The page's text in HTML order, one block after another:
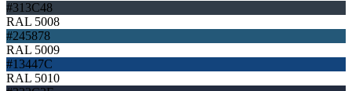
#313C48
RAL 5008
#245878
RAL 5009
#13447C
RAL 5010